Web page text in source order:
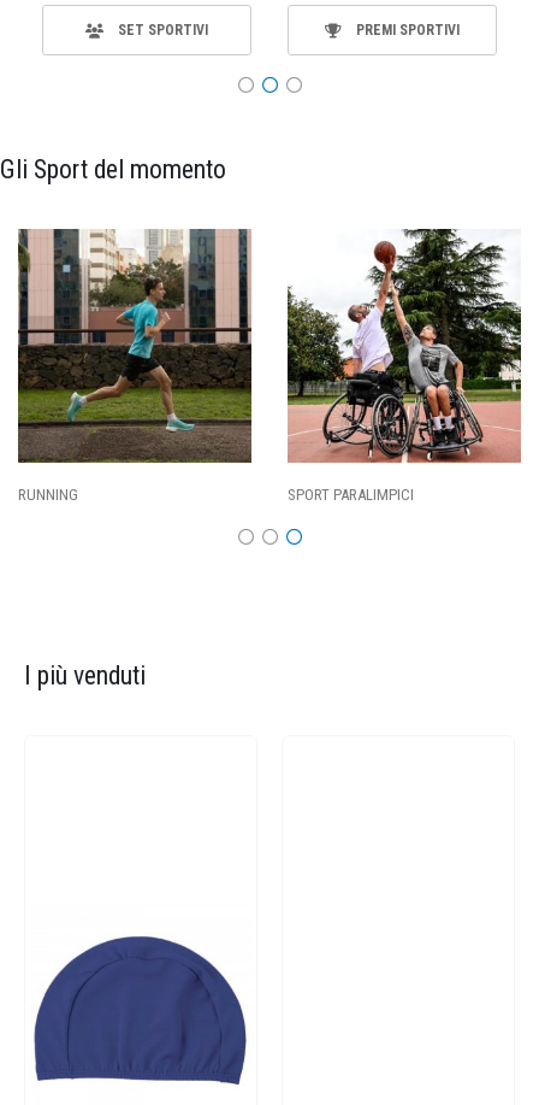
SET SPORTIVI PREMI SPORTIVI
Gli Sport del momento
SPORT PARALIMPICI CALCIO
I più venduti